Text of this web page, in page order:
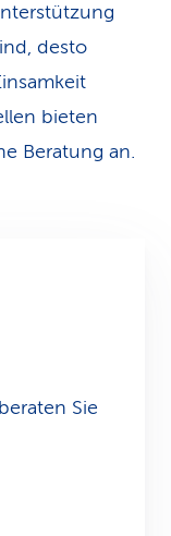
desto
bieten
Beratung an.
Sie